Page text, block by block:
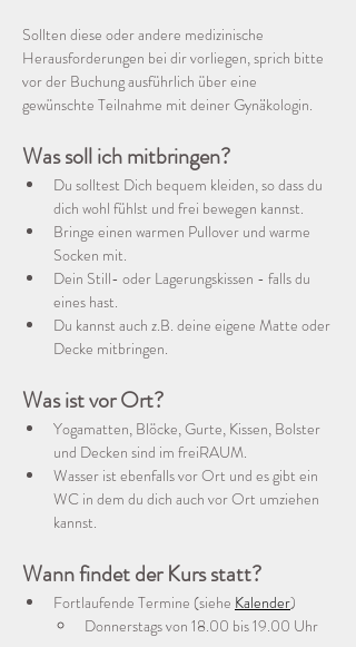
Sollten diese oder andere medizinische
Herausforderungen bei dir vorliegen, sprich bitte
vor der Buchung ausführlich über eine
gewünschte Teilnahme mit deiner Gynäkologin.
Was soll ich mitbringen?
Du solltest Dich bequem kleiden, so dass du
dich wohl fühlst und frei bewegen kannst.
Bringe einen warmen Pullover und warme
Socken mit.
Dein Still- oder Lagerungskissen - falls du
eines hast.
Du kannst auch z.B. deine eigene Matte oder
Decke mitbringen.
Was ist vor Ort?
Yogamatten, Blöcke, Gurte, Kissen, Bolster
und Decken sind im freiRAUM.
Wasser ist ebenfalls vor Ort und es gibt ein
WC in dem du dich auch vor Ort umziehen
kannst.
Wann findet der Kurs statt?
Fortlaufende Termine (siehe Kalender)
Donnerstags von 18.00 bis 19.00 Uhr